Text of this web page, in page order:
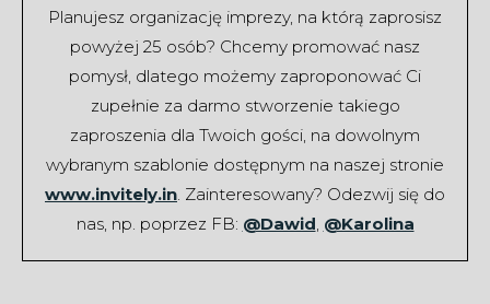
Planujesz organizację imprezy, na którą zaprosisz
powyżej 25 osób? Chcemy promować nasz
pomysł, dlatego możemy zaproponować Ci
zupełnie za darmo stworzenie takiego
zaproszenia dla Twoich gości, na dowolnym
wybranym szablonie dostępnym na naszej stronie
www.invitely.in. Zainteresowany? Odezwij się do
nas, np. poprzez FB: @Dawid, @Karolina